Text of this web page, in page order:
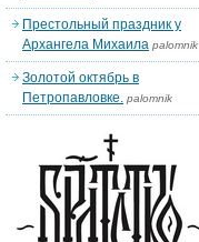
Престольный праздник у
Архангела Михаила palomnik
Золотой октябрь в
Петропавловке. palomnik